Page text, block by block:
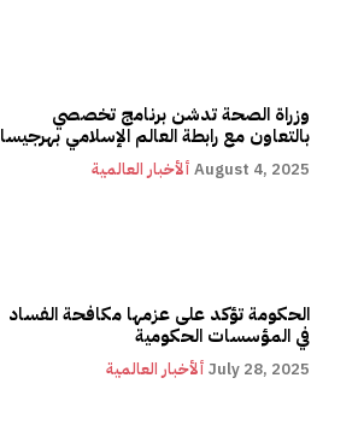
وزراة الصحة تدشن برنامج تخصصي
بالتعاون مع رابطة العالم الإسلامي بهرجيسا
ألأخبار العالمية August 4, 2025
الحكومة تؤكد على عزمها مكافحة الفساد
في المؤسسات الحكومية
ألأخبار العالمية July 28, 2025